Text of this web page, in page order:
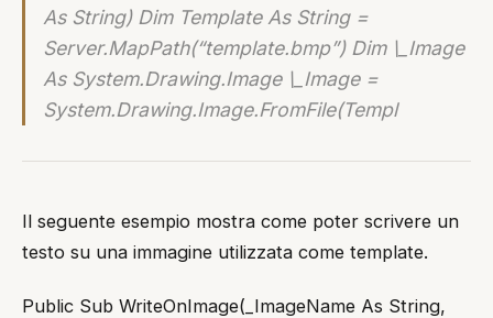
As String) Dim Template As String =
Server.MapPath(“template.bmp”) Dim \_Image
As System.Drawing.Image \_Image =
System.Drawing.Image.FromFile(Templ
Il seguente esempio mostra come poter scrivere un
testo su una immagine utilizzata come template.
Public Sub WriteOnImage(_ImageName As String,